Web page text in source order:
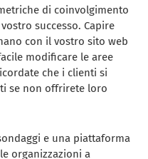
di coinvolgimento
successo. Capire
con il vostro sito web
modificare le aree
che i clienti si
se non offrirete loro
e una piattaforma
organizzazioni a